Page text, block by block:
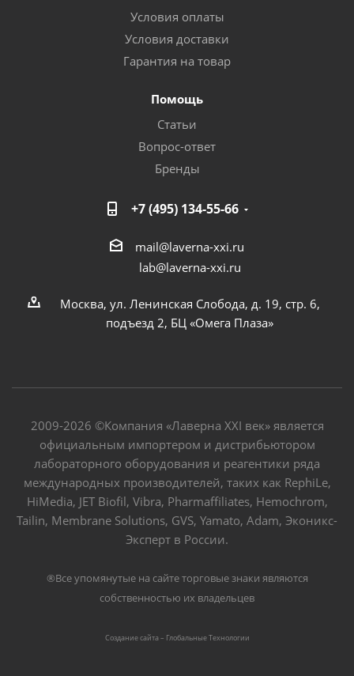
Условия оплаты
Условия доставки
Гарантия на товар
Помощь
Статьи
Вопрос-ответ
Бренды
+7 (495) 134-55-66
mail@laverna-xxi.ru
lab@laverna-xxi.ru
Москва, ул. Ленинская Слобода, д. 19, стр. 6,
подъезд 2, БЦ «Омега Плаза»
2009-2026 ©Компания «Лаверна XXI век» является
официальным импортером и дистрибьютором
лабораторного оборудования и реагентики ряда
международных производителей, таких как RephiLe,
HiMedia, JET Biofil, Vibra, Pharmaffiliates, Hemochrom,
Tailin, Membrane Solutions, GVS, Yamato, Adam, Эконикс-
Эксперт в России.
®Все упомянутые на сайте торговые знаки являются
собственностью их владельцев
Создание сайта – Глобальные Tехнологии